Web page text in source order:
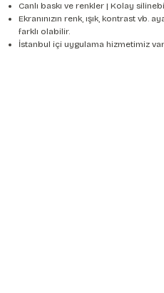
Canlı baskı ve renkler | Kolay
Ekranınızın renk, ışık, kontrast
farklı olabilir.
İstanbul içi uygulama hizmetimiz